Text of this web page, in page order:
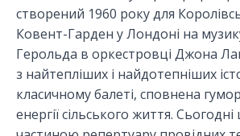
створений 1960 року для
Ковент-Гарден у Лондоні на
Герольда в оркестровці Джона
з найтепліших і найдотепніших
класичному балеті, сповнена
енергії сільського життя. Сьогодні